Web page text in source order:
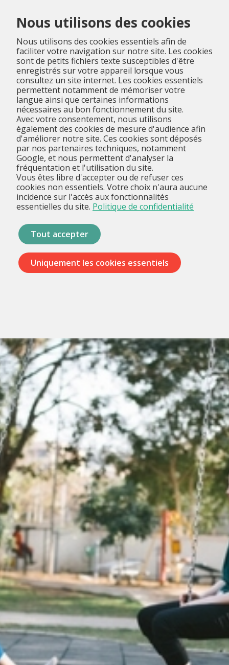
Nous utilisons des cookies
Nous utilisons des cookies essentiels afin de
faciliter votre navigation sur notre site. Les cookies
sont de petits fichiers texte susceptibles d'être
enregistrés sur votre appareil lorsque vous
consultez un site internet. Les cookies essentiels
permettent notamment de mémoriser votre
langue ainsi que certaines informations
nécessaires au bon fonctionnement du site.
Avec votre consentement, nous utilisons
également des cookies de mesure d'audience afin
d'améliorer notre site. Ces cookies sont déposés
par nos partenaires techniques, notamment
Google, et nous permettent d'analyser la
fréquentation et l'utilisation du site.
Vous êtes libre d'accepter ou de refuser ces
cookies non essentiels. Votre choix n'aura aucune
incidence sur l'accès aux fonctionnalités
essentielles du site. Politique de confidentialité
Tout accepter
Uniquement les cookies essentiels
Menu